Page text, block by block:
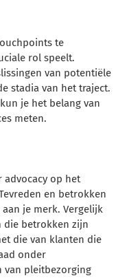
te
rol speelt.
van potentiële
stadia van het traject.
je het belang van
meten.
advocacy op het
en betrokken
je merk. Vergelijk
die betrokken zijn
die van klanten die
onder
van pleitbezorging